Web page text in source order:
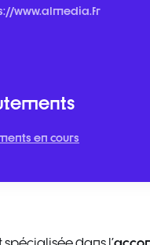
www.almedia.fr
en cours